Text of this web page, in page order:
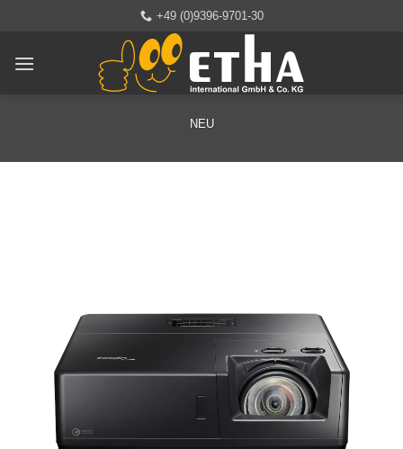
springen
+49 (0)9396-9701-30
NEU